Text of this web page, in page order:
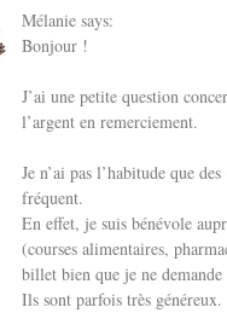
Mélanie says:
Bonjour !
J’ai une petite question
l’argent en remerciement.
Je n’ai pas l’habitude que
fréquent.
En effet, je suis bénévole
(courses alimentaires,
billet bien que je ne
Ils sont parfois très généreux.